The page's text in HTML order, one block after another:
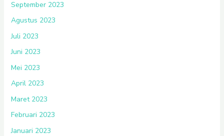
September 2023
Agustus 2023
Juli 2023
Juni 2023
Mei 2023
April 2023
Maret 2023
Februari 2023
Januari 2023